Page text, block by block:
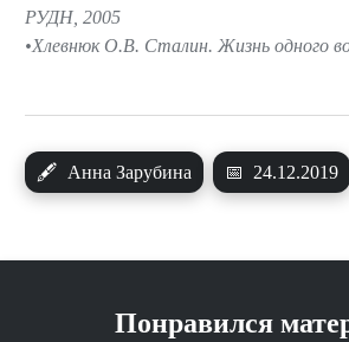
🖋 Анна Зарубина 📅 24.12.2019
РУДН, 2005
Хлевнюк О.В. Сталин. Жизнь одного
Понравился